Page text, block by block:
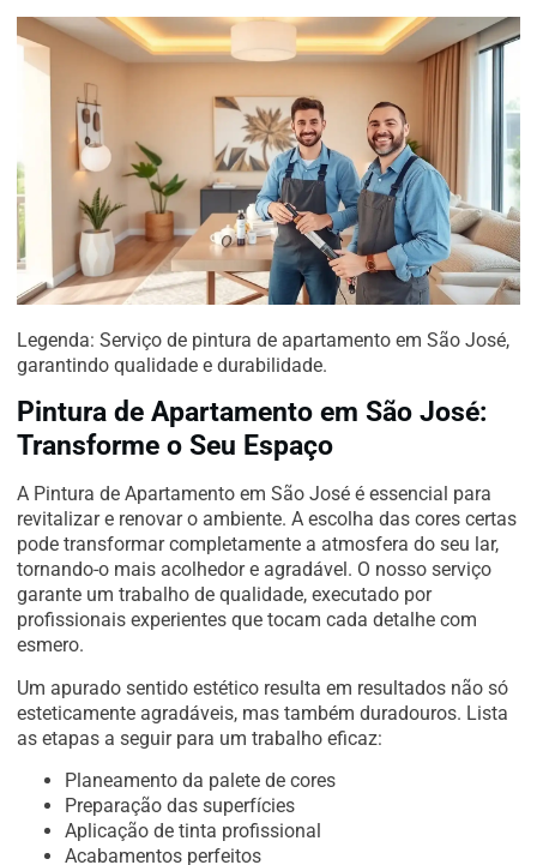
Legenda: Serviço de pintura de apartamento em São José,
garantindo qualidade e durabilidade.
Pintura de Apartamento em São José:
Transforme o Seu Espaço
A Pintura de Apartamento em São José é essencial para
revitalizar e renovar o ambiente. A escolha das cores certas
pode transformar completamente a atmosfera do seu lar,
tornando-o mais acolhedor e agradável. O nosso serviço
garante um trabalho de qualidade, executado por
profissionais experientes que tocam cada detalhe com
esmero.
Um apurado sentido estético resulta em resultados não só
esteticamente agradáveis, mas também duradouros. Lista
as etapas a seguir para um trabalho eficaz:
Planeamento da palete de cores
Preparação das superfícies
Aplicação de tinta profissional
Acabamentos perfeitos